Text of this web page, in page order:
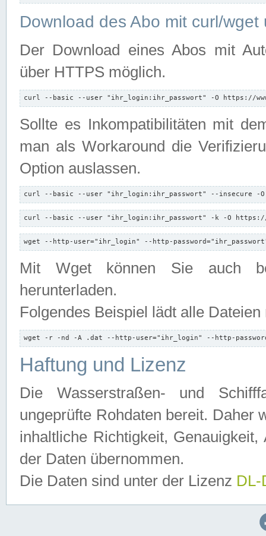
Download des Abo mit curl/
Der Download eines Abos mit
über HTTPS möglich.
curl --basic --user "ihr_login:ihr_passwort" -O https://
Sollte es Inkompatibilitäten mit
man als Workaround die
Option auslassen.
curl --basic --user "ihr_login:ihr_passwort" --insecure -
curl --basic --user "ihr_login:ihr_passwort" -k -O https://
wget --http-user="ihr_login" --http-
Mit Wget können Sie auch
herunterladen.
Folgendes Beispiel lädt alle
wget -r -nd -A .dat --http-user="ihr_login" --http-
Haftung und Lizenz
Die Wasserstraßen- und
ungeprüfte Rohdaten bereit. Daher
inhaltliche Richtigkeit,
der Daten übernommen.
Die Daten sind unter der Lizenz